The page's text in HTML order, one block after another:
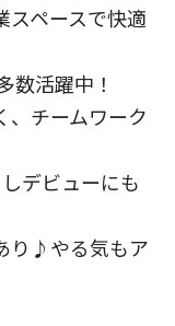
ペースで快適
数活躍中！
チームワーク
デビューにも
り♪やる気もア